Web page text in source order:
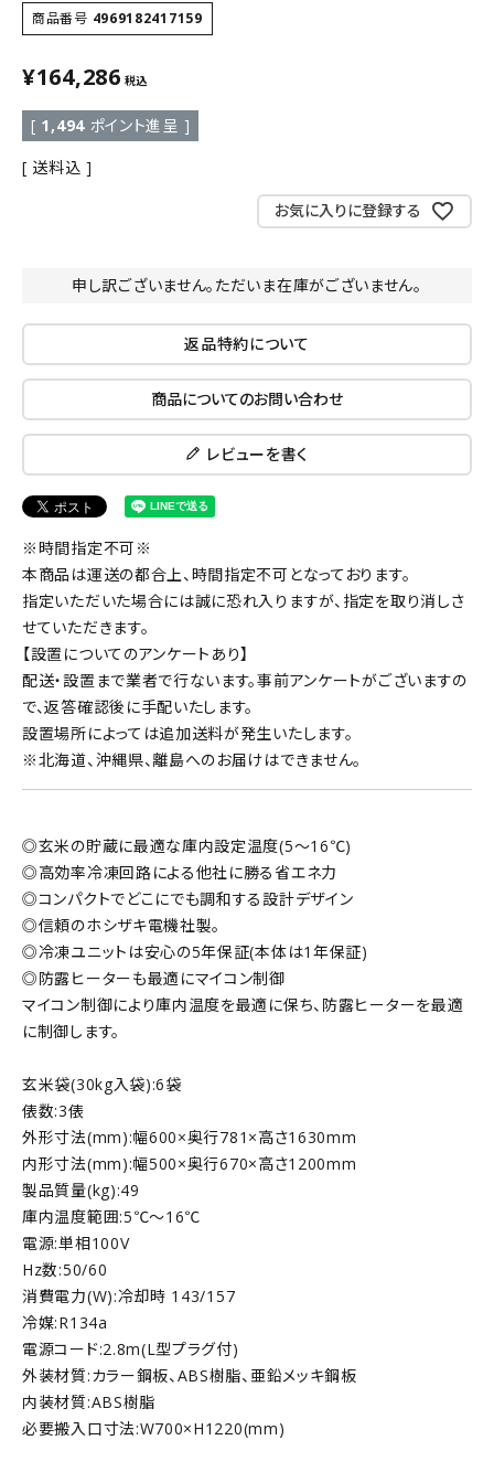
商品番号 4969182417159
¥164,286 税込
[ 1,494 ポイント進呈 ]
送料込
お気に入りに登録する
申し訳ございません。ただいま在庫がございません。
返品特約について
商品についてのお問い合わせ
レビューを書く
※時間指定不可※
本商品は運送の都合上、時間指定不可となっております。
指定いただいた場合には誠に恐れ入りますが、指定を取り消しさ
せていただきます。
【設置についてのアンケートあり】
配送・設置まで業者で行ないます。事前アンケートがございますの
で、返答確認後に手配いたします。
設置場所によっては追加送料が発生いたします。
※北海道、沖縄県、離島へのお届けはできません。
◎玄米の貯蔵に最適な庫内設定温度(5～16℃)
◎高効率冷凍回路による他社に勝る省エネ力
◎コンパクトでどこにでも調和する設計デザイン
◎信頼のホシザキ電機社製。
◎冷凍ユニットは安心の5年保証(本体は1年保証)
◎防露ヒーターも最適にマイコン制御
マイコン制御により庫内温度を最適に保ち、防露ヒーターを最適
に制御します。
玄米袋(30kg入袋):6袋
俵数:3俵
外形寸法(mm):幅600×奥行781×高さ1630mm
内形寸法(mm):幅500×奥行670×高さ1200mm
製品質量(kg):49
庫内温度範囲:5℃～16℃
電源:単相100V
Hz数:50/60
消費電力(W):冷却時 143/157
冷媒:R134a
電源コード:2.8m(L型プラグ付)
外装材質:カラー鋼板、ABS樹脂、亜鉛メッキ鋼板
内装材質:ABS樹脂
必要搬入口寸法:W700×H1220(mm)